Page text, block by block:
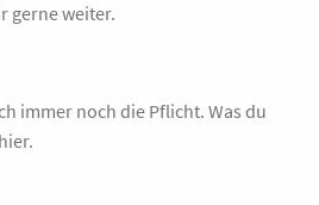
gerne weiter.
immer noch die Pflicht. Was du